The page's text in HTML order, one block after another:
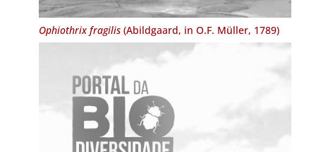
Ophiothrix fragilis(Abildgaard, in O.F. Müller, 1789)